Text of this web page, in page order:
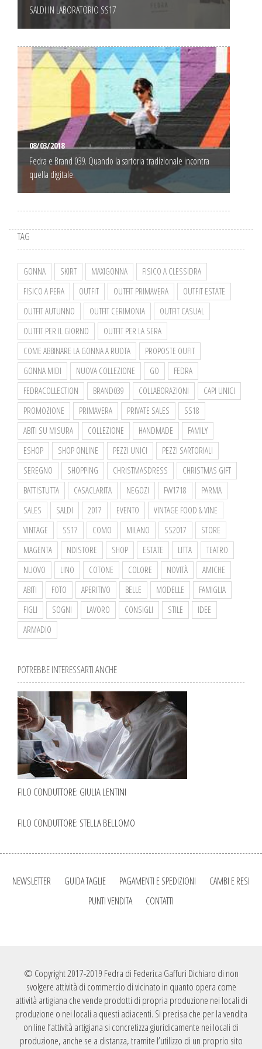
SALDI IN LABORATORIO SS17
08/03/2018
Fedra e Brand 039. Quando la sartoria tradizionale incontra
quella digitale.
TAG
GONNA SKIRT MAXIGONNA
FISICO A CLESSIDRA
FISICO A PERA
OUTFIT OUTFIT PRIMAVERA
OUTFIT ESTATE
OUTFIT AUTUNNO
OUTFIT CERIMONIA
OUTFIT CASUAL
OUTFIT PER IL GIORNO
OUTFIT PER LA SERA
COME ABBINARE LA GONNA A RUOTA
PROPOSTE OUFIT
GONNA MIDI
NUOVA COLLEZIONE GO
FEDRA
FEDRACOLLECTION
BRAND039 COLLABORAZIONI
CAPI UNICI
PROMOZIONE
PRIMAVERA PRIVATE SALES
SS18
ABITI SU MISURA
COLLEZIONE HANDMADE
FAMILY
ESHOP
SHOP ONLINE PEZZI UNICI
PEZZI SARTORIALI
SEREGNO
SHOPPING CHRISTMASDRESS
CHRISTMAS GIFT
BATTISTUTTA
CASACLARITA NEGOZI FW1718
PARMA
SALES
SALDI 2017 EVENTO
VINTAGE FOOD & VINE
VINTAGE
SS17 COMO MILANO SS2017
STORE
MAGENTA
NDISTORE SHOP ESTATE LITTA
TEATRO
NUOVO
LINO COTONE COLORE NOVITÀ
AMICHE
ABITI
FOTO APERITIVO BELLE MODELLE
FAMIGLIA
FIGLI
SOGNI LAVORO CONSIGLI STILE
IDEE
ARMADIO
POTREBBE INTERESSARTI ANCHE
FILO CONDUTTORE: GIULIA LENTINI
FILO CONDUTTORE: STELLA BELLOMO
NEWSLETTER GUIDA TAGLIE PAGAMENTI E SPEDIZIONI
CAMBI E RESI
PUNTI VENDITA
CONTATTI
© Copyright 2017-2019 Fedra di Federica Gaffuri Dichiaro di non
svolgere attività di commercio di vicinato in quanto opera come
attività artigiana che vende prodotti di propria produzione nei locali di
produzione o nei locali a questi adiacenti. Si precisa che per la vendita
on line l’attività artigiana si concretizza giuridicamente nei locali di
produzione, anche se a distanza, tramite l’utilizzo di un proprio sito